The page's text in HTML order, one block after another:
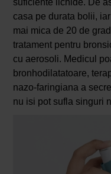
casa pe durata bolii,
mai mica de 20 de
tratament pentru
cu aerosoli. Medicul
bronhodilatatoare,
nazo-faringiana a
nu isi pot sufla singuri